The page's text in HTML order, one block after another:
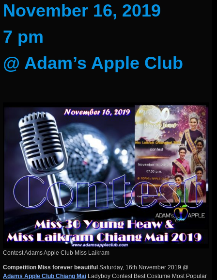
November 16, 2019
7 pm
@ Adam’s Apple Club
Contest Adams Apple Club Miss Laikram
Competition Miss forever beautiful Saturday, 16th November 2019 @
Adams Apple Club Chiang Mai Ladyboy Contest Best Costume Most Popular